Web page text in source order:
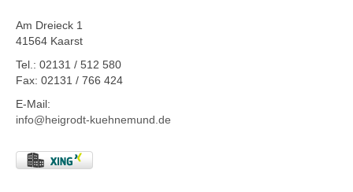
Am Dreieck 1
41564 Kaarst
Tel.: 02131 / 512 580
Fax: 02131 / 766 424
E-Mail:
info@heigrodt-kuehnemund.de